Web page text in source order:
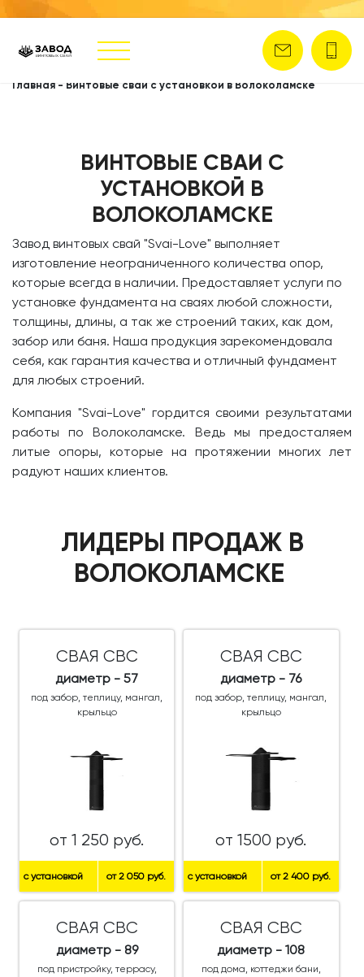
Главная - Винтовые сваи с установкой в Волоколамске
ВИНТОВЫЕ СВАИ С
УСТАНОВКОЙ В
ВОЛОКОЛАМСКЕ
​Завод винтовых свай "Svai-Love" выполняет
изготовление неограниченного количества опор,
которые всегда в наличии. Предоставляет услуги по
установке фундамента на сваях любой сложности,
толщины, длины, а так же строений таких, как дом,
забор или баня. Наша продукция зарекомендовала
себя, как гарантия качества и отличный фундамент
для любых строений.
Компания "Svai-Love" гордится своими результатами
работы по Волоколамске. Ведь мы предосталяем
литые опоры, которые на протяжении многих лет
радуют наших клиентов.
ЛИДЕРЫ ПРОДАЖ В
ВОЛОКОЛАМСКЕ
СВАЯ СВС
диаметр - 57
под забор, теплицу, мангал,
крыльцо
от 1 250 руб.
с установкой от 2 050 руб.
СВАЯ СВС
диаметр - 76
под забор, теплицу, мангал,
крыльцо
от 1500 руб.
с установкой от 2 400 руб.
СВАЯ СВС
диаметр - 89
под пристройку, террасу,
СВАЯ СВС
диаметр - 108
под дома, коттеджи бани,